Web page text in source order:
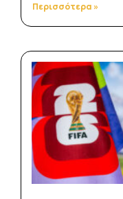
Περισσότερα »